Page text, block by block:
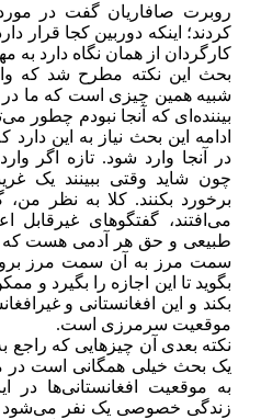
روبرت صافاریان گفت در
کردند؛ اینکه دوربین کجا قرار
کارگردان از همان نگاه دارد به
بحث این نکته مطرح شد که
شبیه همین چیزی است که ما در
بیننده‌ای که آنجا نبودم چطور
ادامه این بحث نیاز به این
در آنجا وارد شود. تازه اگر
چون شاید وقتی ببینند یک
برخورد بکنند. کلا به نظر
می‌افتند، گفتگوهای غیرقابل
طبیعی و حق هر آدمی هست که
سمت مرز به آن سمت مرز
بگوید تا این اجازه را بگیرد و
بکند و این افغانستانی و
موقعیت سرمرزی است.
نکته بعدی آن چیزهایی که راجع
یک بحث خیلی همگانی است در
به موقعیت افغانستانی‌ها در
زندگی خصوصی یک نفر می‌شود